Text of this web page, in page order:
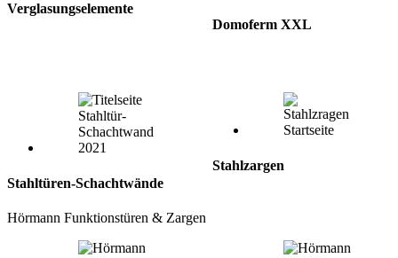
Verglasungselemente
Domoferm XXL
Stahltüren-Schachtwände
Stahlzargen
Hörmann Funktionstüren & Zargen